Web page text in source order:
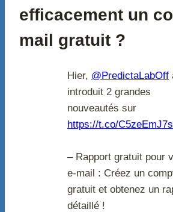
efficacement un
mail gratuit ?
Hier, @PredictaLabOff
introduit 2 grandes
nouveautés sur
https://t.co/
– Rapport gratuit pour
e-mail : Créez un
gratuit et obtenez un
détaillé !